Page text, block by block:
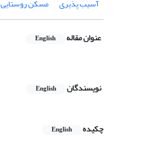
آسیب پذیری
مسکن روستایی
عنوان مقاله English
نویسندگان English
چکیده English